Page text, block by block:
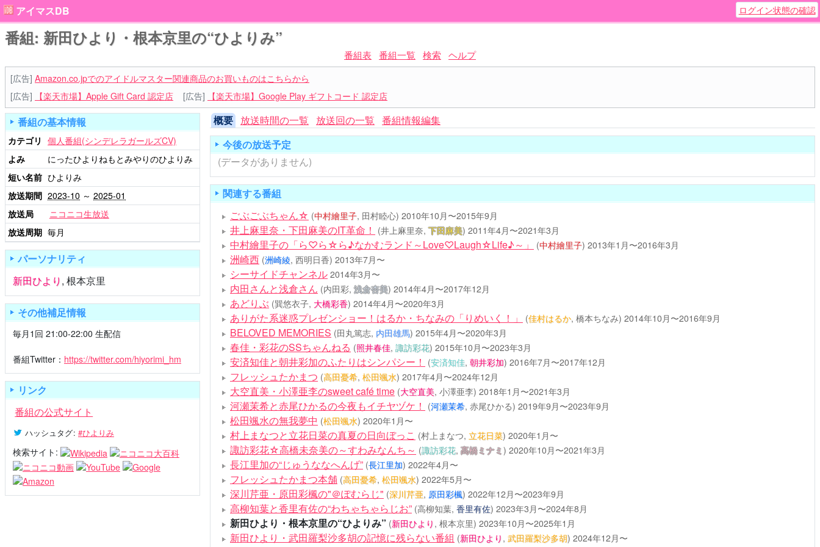
アイマスDB ログイン状態の確認
番組: 新田ひより・根本京里の“ひよりみ”
番組表 番組一覧 検索 ヘルプ
[広告] Amazon.co.jpでのアイドルマスター関連商品のお買いものはこちらから
[広告]
【楽天市場】Apple Gift Card 認定店 [広告] 【楽天市場】Google Play ギフトコード 認定店
概要 放送時間の一覧 放送回の一覧 番組情報編集
今後の放送予定
(データがありません)
関連する番組
ごぶごぶちゃん☆ (中村繪里子, 田村睦心) 2010年10月〜2015年9月
井上麻里奈・下田麻美のIT革命！ (井上麻里奈,下田麻美) 2011年4月〜2021年3月
中村繪里子の「ら♡ら☆ら♪なかむランド～Love♡Laugh☆Life♪～」 (中村繪里子) 2013年1月〜2016年3月
洲崎西 (洲崎綾, 西明日香) 2013年7月〜
シーサイドチャンネル 2014年3月〜
内田さんと浅倉さん (内田彩,浅倉杏美) 2014年4月〜2017年12月
あどりぶ (巽悠衣子, 大橋彩香) 2014年4月〜2020年3月
ありがた系迷惑プレゼンショー！はるか・ちなみの「りめいく！」 (佳村はるか, 橋本ちなみ) 2014年10月〜2016年9月
BELOVED MEMORIES (田丸篤志, 内田雄馬) 2015年4月〜2020年3月
春佳・彩花のSSちゃんねる (照井春佳, 諏訪彩花) 2015年10月〜2023年3月
安済知佳と朝井彩加のふたりはシンパシー！ (安済知佳, 朝井彩加) 2016年7月〜2017年12月
フレッシュたかまつ (高田憂希, 松田颯水) 2017年4月〜2024年12月
大空直美・小澤亜李のsweet café time (大空直美, 小澤亜李) 2018年1月〜2021年3月
河瀬茉希と赤尾ひかるの今夜もイチヤヅケ！ (河瀬茉希, 赤尾ひかる) 2019年9月〜2023年9月
松田颯水の無我夢中 (松田颯水) 2020年1月〜
村上まなつと立花日菜の真夏の日向ぼっこ (村上まなつ, 立花日菜) 2020年1月〜
諏訪彩花☆高橋未奈美の～すわみなんち～ (諏訪彩花,髙橋ミナミ) 2020年10月〜2021年3月
長江里加の“じゅうななへんげ” (長江里加) 2022年4月〜
フレッシュたかまつ本舗 (高田憂希, 松田颯水) 2022年5月〜
深川芹亜・原田彩楓の"＠ぽむらじ" (深川芹亜, 原田彩楓) 2022年12月〜2023年9月
高柳知葉と香里有佐の“わちゃちゃらじお” (高柳知葉, 香里有佐) 2023年3月〜2024年8月
新田ひより・根本京里の“ひよりみ” (新田ひより , 根本京里) 2023年10月〜2025年1月
新田ひより・武田羅梨沙多胡の記憶に残らない番組 (新田ひより , 武田羅梨沙多胡) 2024年12月〜
番組の基本情報
カテゴリ 個人番組(シンデレラガールズCV)
よみ
にったひよりねもとみやりのひよりみ
短い名前 ひよりみ
放送期間 2023-10 ～ 2025-01
放送局
ニコニコ生放送
放送周期 毎月
パーソナリティ
新田ひより, 根本京里
その他補足情報
毎月1回 21:00-22:00 生配信
番組Twitter： https://twitter.com/hiyorimi_hm
リンク
番組の公式サイト
ハッシュタグ: #ひよりみ
検索サイト: